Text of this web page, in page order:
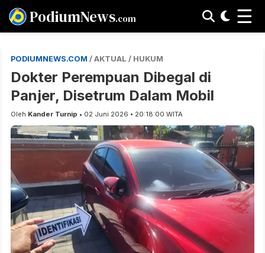
PodiumNews.com ☰
PODIUMNEWS.COM / AKTUAL / HUKUM
Dokter Perempuan Dibegal di
Panjer, Disetrum Dalam Mobil
Oleh Kander Turnip • 02 Juni 2026 • 20:18:00 WITA